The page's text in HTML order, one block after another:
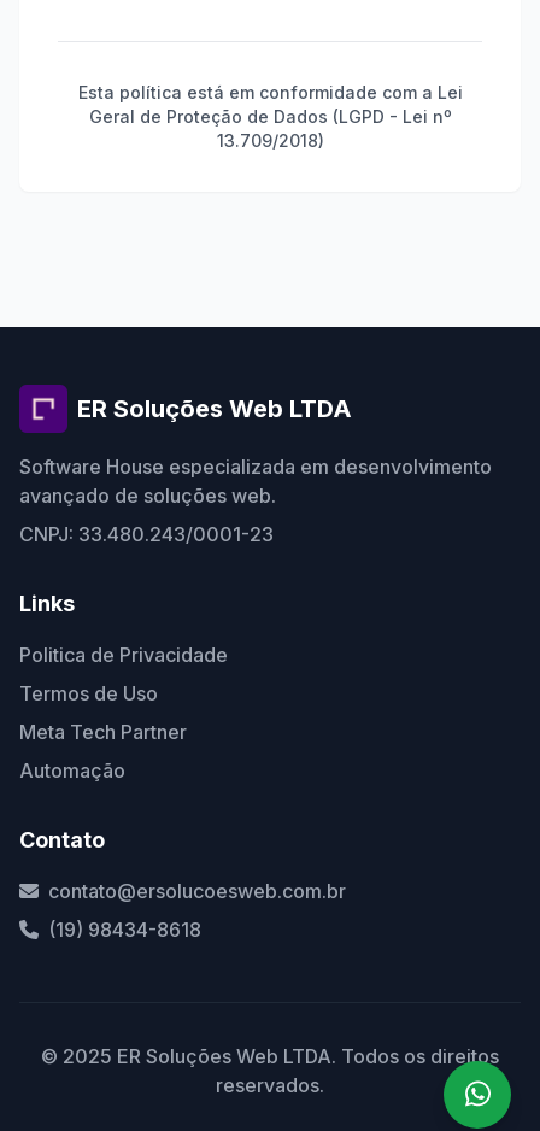
Esta política está em conformidade com a Lei
Geral de Proteção de Dados (LGPD - Lei nº
13.709/2018)
ER Soluções Web LTDA
Software House especializada em desenvolvimento
avançado de soluções web.
CNPJ: 33.480.243/0001-23
Links
Politica de Privacidade
Termos de Uso
Meta Tech Partner
Automação
Contato
contato@ersolucoesweb.com.br
(19) 98434-8618
© 2025 ER Soluções Web LTDA. Todos os direitos
reservados.